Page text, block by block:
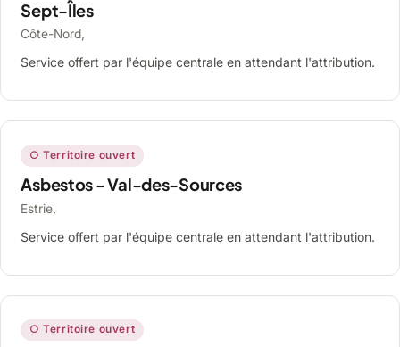
Sept-Îles
Côte-Nord,
Service offert par l'équipe centrale en attendant l'attribution.
○ Territoire ouvert
Asbestos - Val-des-Sources
Estrie,
Service offert par l'équipe centrale en attendant l'attribution.
○ Territoire ouvert